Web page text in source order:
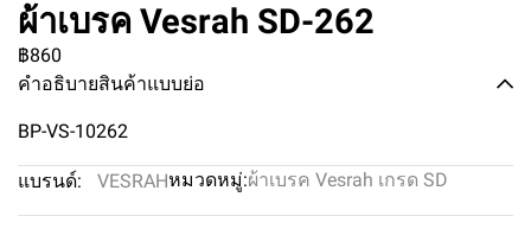
ผ้าเบรค Vesrah SD-262
฿860
คำอธิบายสินค้าแบบย่อ
BP-VS-10262
แบรนด์: VESRAHหมวดหมู่:ผ้าเบรค Vesrah เกรด SD